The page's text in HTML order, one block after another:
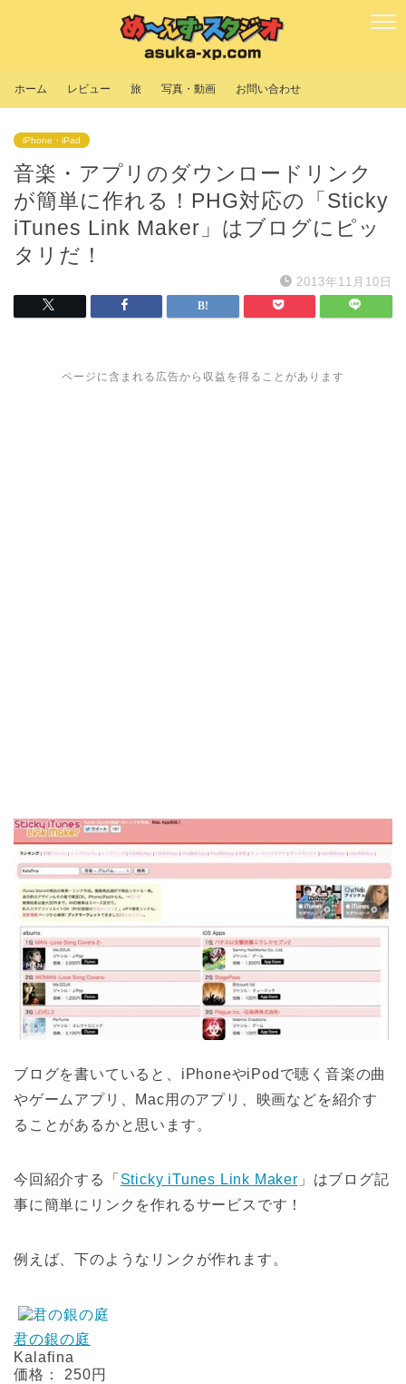
ホーム レビュー 旅 写真・動画 お問い合わせ
iPhone・iPad
音楽・アプリのダウンロードリンク
が簡単に作れる！PHG対応の「Sticky
iTunes Link Maker」はブログにピッ
タリだ！
2013年11月10日
ページに含まれる広告から収益を得ることがあります
ブログを書いていると、iPhoneやiPodで聴く音楽の曲
やゲームアプリ、Mac用のアプリ、映画などを紹介す
ることがあるかと思います。
今回紹介する「 Sticky iTunes Link Maker 」はブログ記
事に簡単にリンクを作れるサービスです！
例えば、下のようなリンクが作れます。
君の銀の庭
Kalafina
価格： 250円